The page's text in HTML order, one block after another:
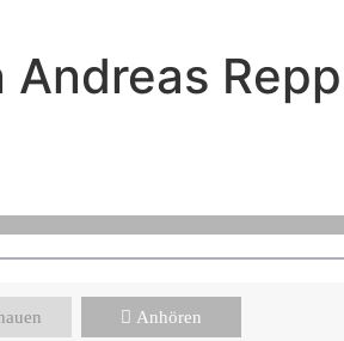
Andreas Repp
Anhören